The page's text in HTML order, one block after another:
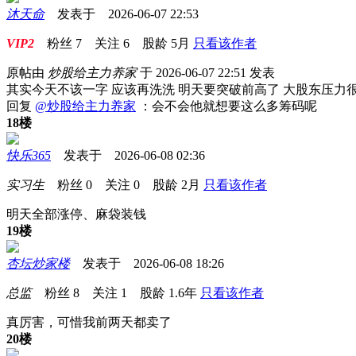
沐天命发表于 2026-06-07 22:53
VIP2 粉丝 7 关注 6 股龄 5月 只看该作者
原帖由 炒股给主力养家于 2026-06-07 22:51 发表
其实今天不该一字 应该再洗洗 明天要突破前高了 大股东压力
回复 @炒股给主力养家 ：会不会他就想要这么多筹码呢
18楼
快乐365 发表于 2026-06-08 02:36
实习生粉丝 0 关注 0 股龄 2月 只看该作者
明天全部涨停、麻袋装钱
19楼
杏坛炒家楼发表于 2026-06-08 18:26
总监粉丝 8 关注 1 股龄 1.6年 只看该作者
真厉害，可惜我前两天都卖了
20楼